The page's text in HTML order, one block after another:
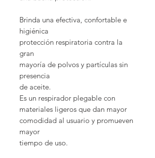
Brinda una efectiva, confortable e
higiénica
protección respiratoria contra la
gran
mayoría de polvos y partículas sin
presencia
de aceite.
Es un respirador plegable con
materiales ligeros que dan mayor
comodidad al usuario y promueven
mayor
tiempo de uso.